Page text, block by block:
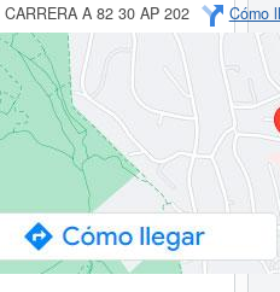
CARRERA A 82 30 AP 202 Cómo